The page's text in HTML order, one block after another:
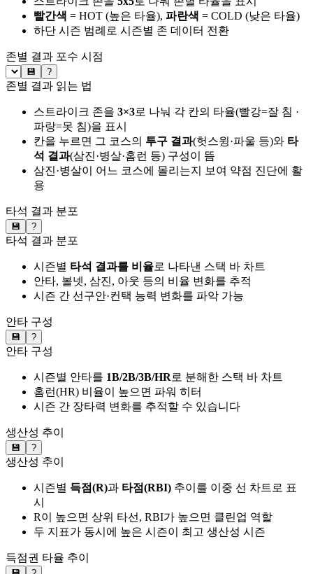
빨간색 = HOT (높은 타율), 파란색 = COLD (낮은 타율)
하단 시즌 범례로 시즌별 존 데이터 전환
존별 결과 포수 시점
💾 ?
존별 결과 읽는 법
스트라이크 존을 3×3로 나눠 각 칸의 타율(빨강=잘 침 ·
파랑=못 침)을 표시
칸을 누르면 그 코스의 투구 결과(헛스윙·파울 등)와 타
석 결과(삼진·병살·홈런 등) 구성이 뜸
삼진·병살이 어느 코스에 몰리는지 보여 약점 진단에 활
용
타석 결과 분포
💾 ?
타석 결과 분포
시즌별 타석 결과를 비율로 나타낸 스택 바 차트
안타, 볼넷, 삼진, 아웃 등의 비율 변화를 추적
시즌 간 선구안·컨택 능력 변화를 파악 가능
안타 구성
💾 ?
안타 구성
시즌별 안타를 1B/2B/3B/HR로 분해한 스택 바 차트
홈런(HR) 비율이 높으면 파워 히터
시즌 간 장타력 변화를 추적할 수 있습니다
생산성 추이
💾 ?
생산성 추이
시즌별 득점(R)과 타점(RBI) 추이를 이중 선 차트로 표
시
R이 높으면 상위 타선, RBI가 높으면 클린업 역할
두 지표가 동시에 높은 시즌이 최고 생산성 시즌
득점권 타율 추이